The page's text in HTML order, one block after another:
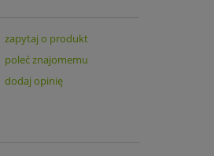
zapytaj o produkt
poleć znajomemu
dodaj opinię